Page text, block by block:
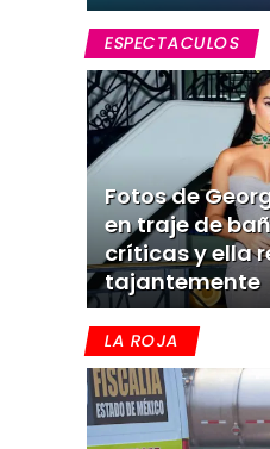
ESPECTACULOS
Fotos de
en traje de
críticas y ella
tajantemente
LA ROJA